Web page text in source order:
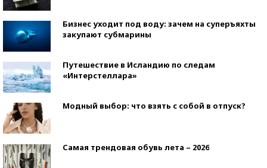
Бизнес уходит под воду: зачем на суперъяхты
закупают субмарины
Путешествие в Исландию по следам
«Интерстеллара»
Модный выбор: что взять с собой в отпуск?
Самая трендовая обувь лета – 2026